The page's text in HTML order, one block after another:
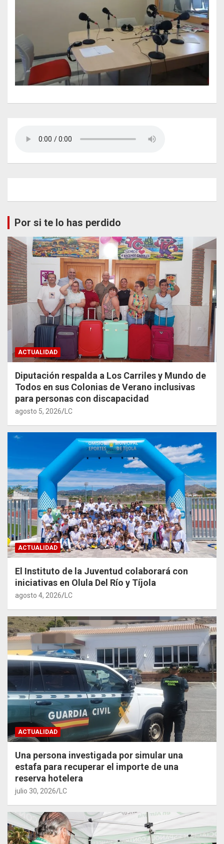
Por si te lo has perdido
ACTUALIDAD
Diputación respalda a Los Carriles y Mundo de
Todos en sus Colonias de Verano inclusivas
para personas con discapacidad
agosto 5, 2026 LC
ACTUALIDAD
El Instituto de la Juventud colaborará con
iniciativas en Olula Del Río y Tíjola
agosto 4, 2026 LC
ACTUALIDAD
Una persona investigada por simular una
estafa para recuperar el importe de una
reserva hotelera
julio 30, 2026 LC